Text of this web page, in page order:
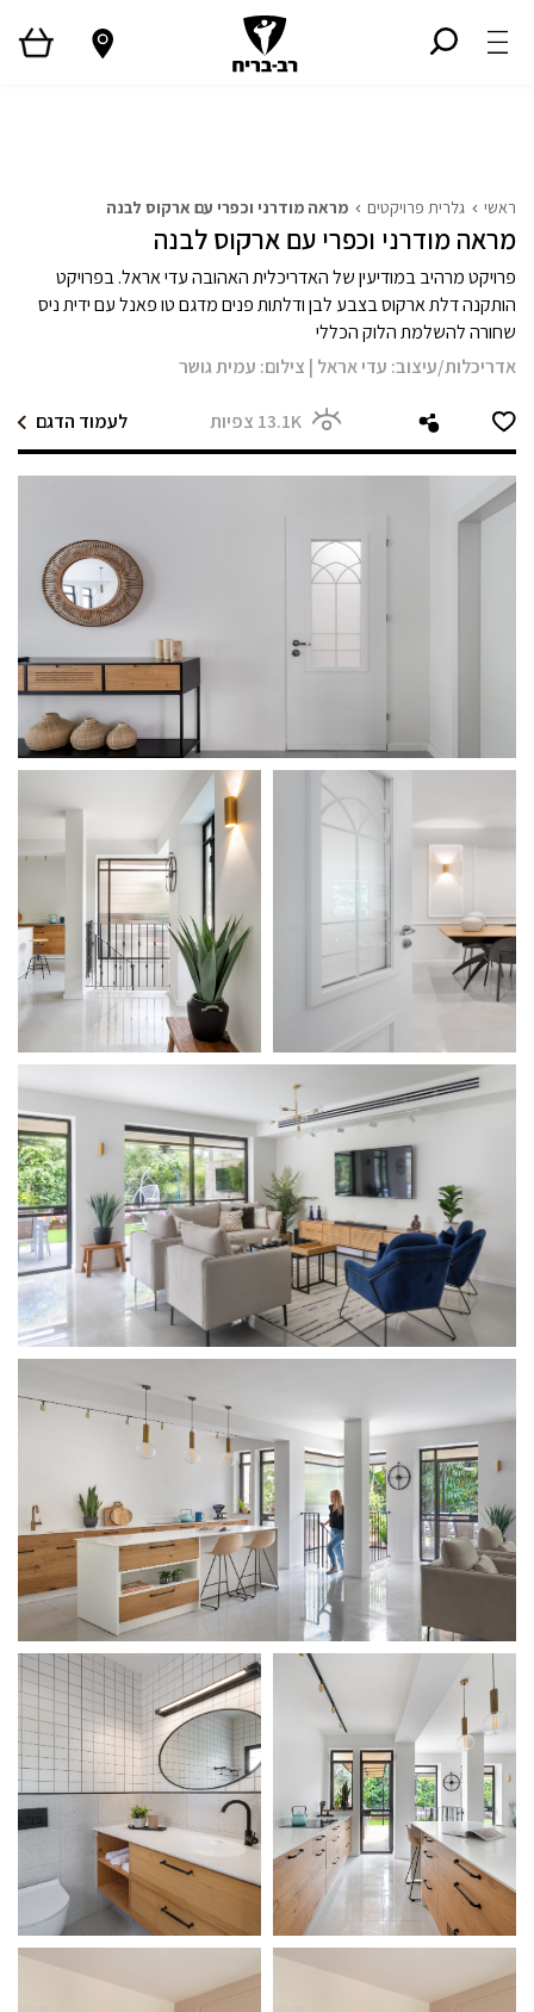
ראשי גלרית פרויקטים מראה מודרני וכפרי עם ארקוס לבנה
מראה מודרני וכפרי עם ארקוס לבנה
פרויקט מרהיב במודיעין של האדריכלית האהובה עדי אראל. בפרויקט
הותקנה דלת ארקוס בצבע לבן ודלתות פנים מדגם טו פאנל עם ידית ניס
שחורה להשלמת הלוק הכללי
אדריכלות/עיצוב: עדי אראל | צילום: עמית גושר
13.1K צפיות לעמוד הדגם
מודול 1
מודול 1